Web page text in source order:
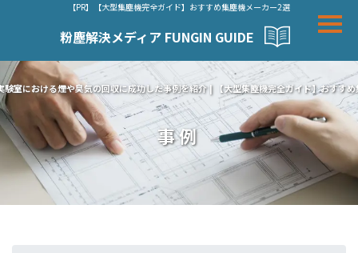
【PR】【大型集塵機完全ガイド】おすすめ集塵機メーカー2選
粉塵解決メディア FUNGIN GUIDE
験室における煙や臭気の回収に成功した事例を紹介 | 【大型集塵機完全ガイド】おすす
事例